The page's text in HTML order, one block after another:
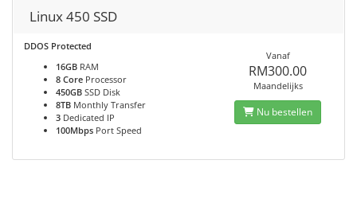
Linux 450 SSD
DDOS Protected
16GB RAM
8 Core Processor
450GB SSD Disk
8TB Monthly Transfer
3 Dedicated IP
100Mbps Port Speed
Vanaf
RM300.00
Maandelijks
Nu bestellen